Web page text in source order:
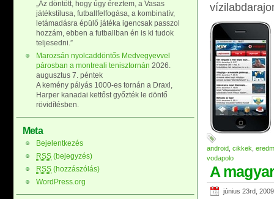
android cikkek
vodapolo
A
június 23rd, 2009
„Az döntött, hogy úgy éreztem, a Vasas
játékstílusa, futballfelfogása, a kombinatív,
letámadásra épülő játéka igencsak passzol
hozzám, ebben a futballban én is ki tudok
teljesedni.”
Marozsán nyolcaddöntős Medvegyevvel
párosban a montreali tenisztornán 2026.
augusztus 7. péntek
A kemény pályás 1000-es tornán a Draxl,
Harper kanadai kettőst győzték le döntő
rövidítésben.
Meta
Bejelentkezés
RSS (bejegyzés)
RSS (hozzászólás)
WordPress.org